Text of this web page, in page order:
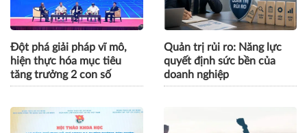
Đột phá giải pháp vĩ mô,
hiện thực hóa mục tiêu
tăng trưởng 2 con số
Quản trị rủi ro: Năng lực
quyết định sức bền của
doanh nghiệp